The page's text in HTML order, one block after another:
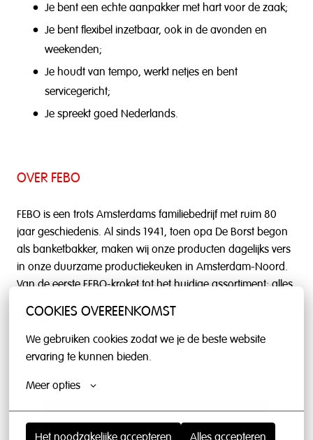
COOKIES OVEREENKOMST
We gebruiken cookies zodat we je de beste website
ervaring te kunnen bieden.
Meer opties
Het noodzakelijke accepteren Alles accepteren
Je bent een echte aanpakker met hart voor de zaak;
Je bent flexibel inzetbaar, ook in de avonden en
weekenden;
Je houdt van tempo, werkt netjes en bent
servicegericht;
Je spreekt goed Nederlands.
OVER FEBO
FEBO is een trots Amsterdams familiebedrijf met ruim 80
jaar geschiedenis. Al sinds 1941, toen opa De Borst begon
als banketbakker, maken wij onze producten dagelijks vers
in onze duurzame productiekeuken in Amsterdam-Noord.
Van de eerste FEBO-kroket tot het huidige assortiment: alles
kwaliteit.
Jij bent het gezicht van FEBO en laat zien waar we voor
staan.
Solliciteren